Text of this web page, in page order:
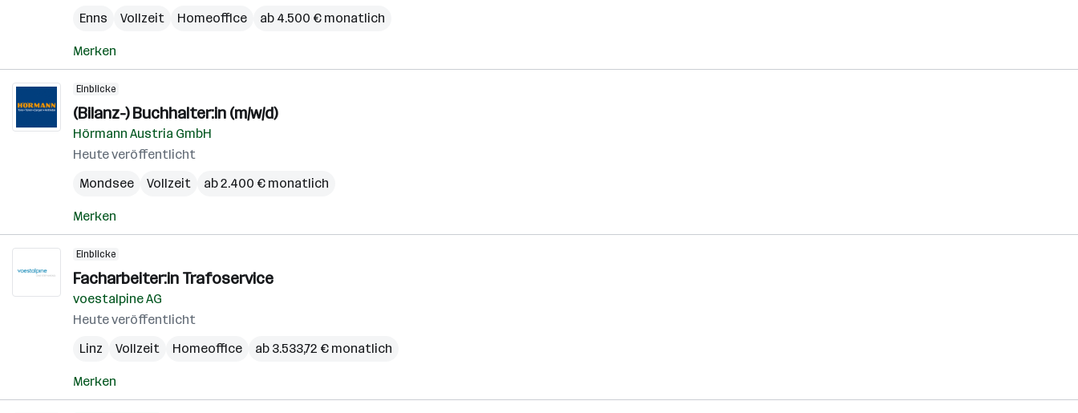
Enns
Vollzeit Homeoffice ab 4.500 € monatlich
Merken
Einblicke
(Bilanz-) Buchhalter:in (m/w/d)
Hörmann Austria GmbH
Heute veröffentlicht
Mondsee
Vollzeit ab 2.400 € monatlich
Merken
Einblicke
Facharbeiter:in Trafoservice
voestalpine AG
Heute veröffentlicht
Linz
Vollzeit Homeoffice ab 3.533,72 € monatlich
Merken